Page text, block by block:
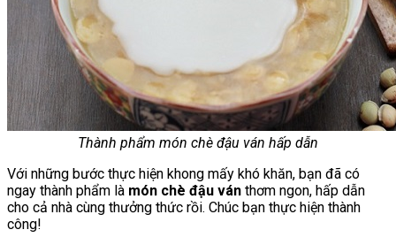
Thành phẩm món chè đậu ván hấp dẫn
Với những bước thực hiện khong mấy khó khăn, bạn đã có
ngay thành phẩm là món chè đậu ván thơm ngon, hấp dẫn
cho cả nhà cùng thưởng thức rồi. Chúc bạn thực hiện thành
công!